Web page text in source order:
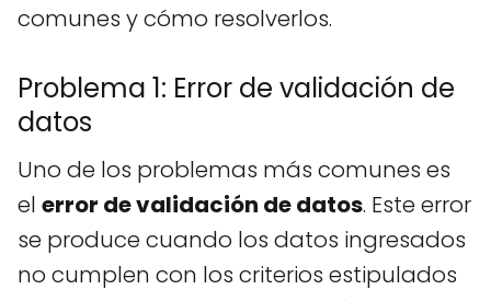
comunes y cómo resolverlos.
Problema 1: Error de validación de
datos
Uno de los problemas más comunes es
el error de validación de datos. Este error
se produce cuando los datos ingresados
no cumplen con los criterios estipulados